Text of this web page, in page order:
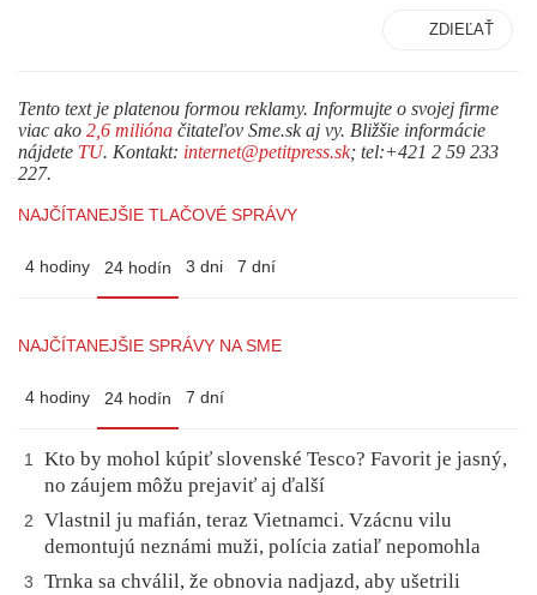
ZDIEĽAŤ
Tento text je platenou formou reklamy. Informujte o svojej firme
viac ako 2,6 milióna čitateľov Sme.sk aj vy. Bližšie informácie
nájdete TU. Kontakt: internet@petitpress.sk; tel:+421 2 59 233
227.
NAJČÍTANEJŠIE TLAČOVÉ SPRÁVY
4 hodiny 24 hodín 3 dni 7 dní
NAJČÍTANEJŠIE SPRÁVY NA SME
4 hodiny 24 hodín 7 dní
1
Kto by mohol kúpiť slovenské Tesco? Favorit je jasný,
no záujem môžu prejaviť aj ďalší
2
Vlastnil ju mafián, teraz Vietnamci. Vzácnu vilu
demontujú neznámi muži, polícia zatiaľ nepomohla
3
Trnka sa chválil, že obnovia nadjazd, aby ušetrili